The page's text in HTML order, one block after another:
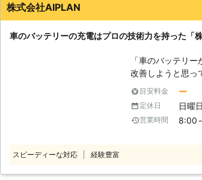
弊社までお電話い
ることができます。 もしも、車のバッテリーが切れてエンジンが
いことがあれば弊
株式会社AIPLAN
車のバッテリーの充電はプロの技術力を持った「
「車のバッテリーが切れてしま
改善しようと思っ
まうと、引火し
ってしまったら
お任せください。 ●バッテリーは一度上がると自然に動き出すことはない
バッテリーが上が
まって車内に入れなくなってし
目安料金 ー
定休日 日曜日
営業時間 8:00
スピーディーな対応 経験豊富